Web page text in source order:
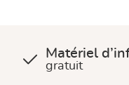
Matériel
gratuit